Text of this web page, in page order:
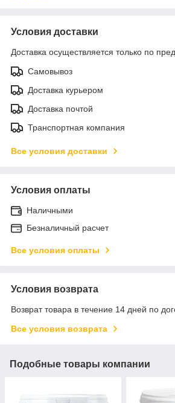
Условия доставки
Доставка осуществляется только по
Самовывоз
Доставка курьером
Доставка почтой
Транспортная компания
Все условия доставки
Условия оплаты
Наличными
Безналичный расчет
Все условия оплаты
Условия возврата
Возврат товара в течение 14 дней по
Все условия возврата
Подобные товары компании